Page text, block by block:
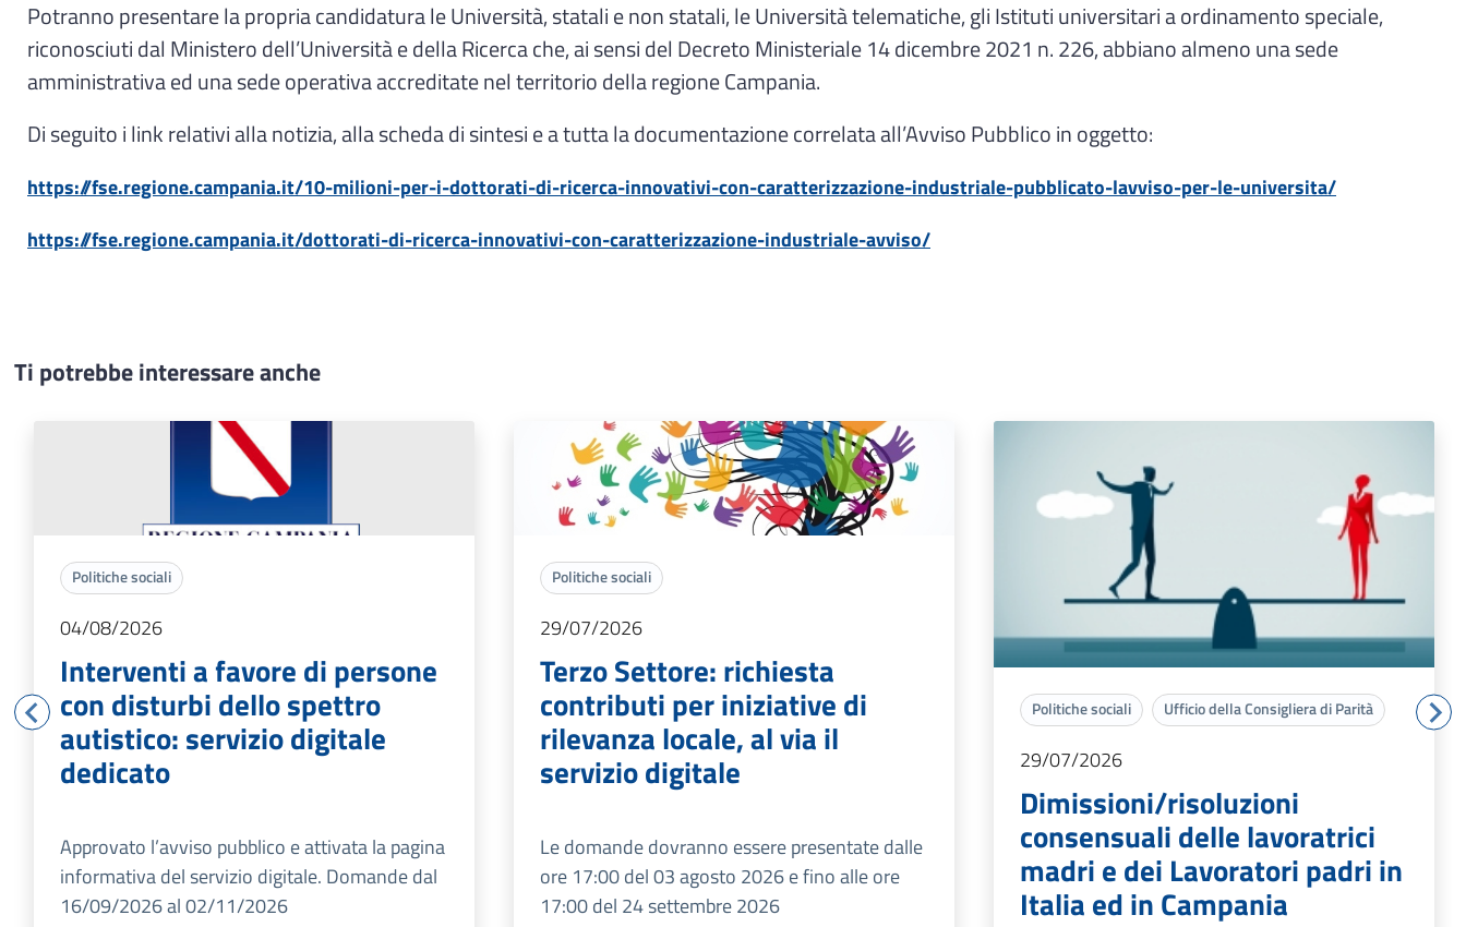
Potranno presentare la propria candidatura le Università, statali e non statali, le Università telematiche, gli Istituti universitari a ordinamento speciale,
riconosciuti dal Ministero dell’Università e della Ricerca che, ai sensi del Decreto Ministeriale 14 dicembre 2021 n. 226, abbiano almeno una sede
amministrativa ed una sede operativa accreditate nel territorio della regione Campania.
Di seguito i link relativi alla notizia, alla scheda di sintesi e a tutta la documentazione correlata all’Avviso Pubblico in oggetto:
https://fse.regione.campania.it/10-milioni-per-i-dottorati-di-ricerca-innovativi-con-caratterizzazione-industriale-pubblicato-lavviso-per-le-universita/
https://fse.regione.campania.it/dottorati-di-ricerca-innovativi-con-caratterizzazione-industriale-avviso/
Ti potrebbe interessare anche
Politiche sociali
04/08/2026
Interventi a favore di persone
con disturbi dello spettro
autistico: servizio digitale
dedicato
Approvato l’avviso pubblico e attivata la pagina
informativa del servizio digitale. Domande dal
16/09/2026 al 02/11/2026
Politiche sociali
29/07/2026
Terzo Settore: richiesta
contributi per iniziative di
rilevanza locale, al via il
servizio digitale
Le domande dovranno essere presentate dalle
ore 17:00 del 03 agosto 2026 e fino alle ore
17:00 del 24 settembre 2026
Politiche sociali Ufficio della Consigliera di Parità
29/07/2026
Dimissioni/risoluzioni
consensuali delle lavoratrici
madri e dei Lavoratori padri in
Italia ed in Campania